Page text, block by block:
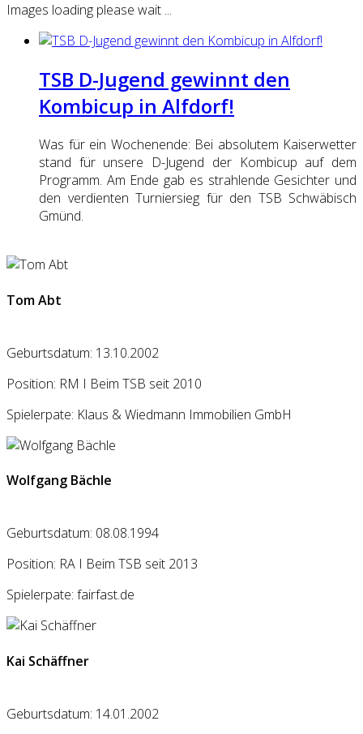
Images loading please wait ...
TSB D-Jugend gewinnt den
Kombicup in Alfdorf!
Was für ein Wochenende: Bei absolutem Kaiserwetter
stand für unsere D-Jugend der Kombicup auf dem
Programm. Am Ende gab es strahlende Gesichter und
den verdienten Turniersieg für den TSB Schwäbisch
Gmünd.
Tom Abt
Geburtsdatum: 13.10.2002
Position: RM I Beim TSB seit 2010
Spielerpate: Klaus & Wiedmann Immobilien GmbH
Wolfgang Bächle
Geburtsdatum: 08.08.1994
Position: RA I Beim TSB seit 2013
Spielerpate: fairfast.de
Kai Schäffner
Geburtsdatum: 14.01.2002